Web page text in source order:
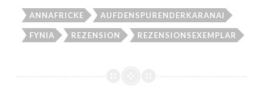
ANNAFRICKE AUFDENSPURENDERKARANAI
FYNIA REZENSION REZENSIONSEXEMPLAR